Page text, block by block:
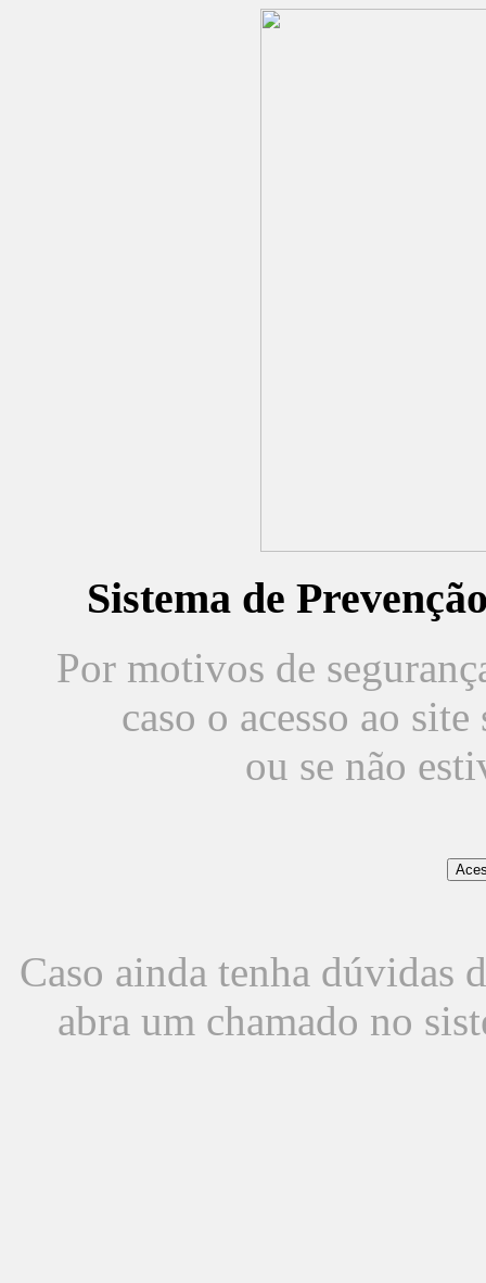
Sistema de
Por motivos de
caso o acesso ao
ou se não
Caso ainda tenha dúvidas
abra um chamado no